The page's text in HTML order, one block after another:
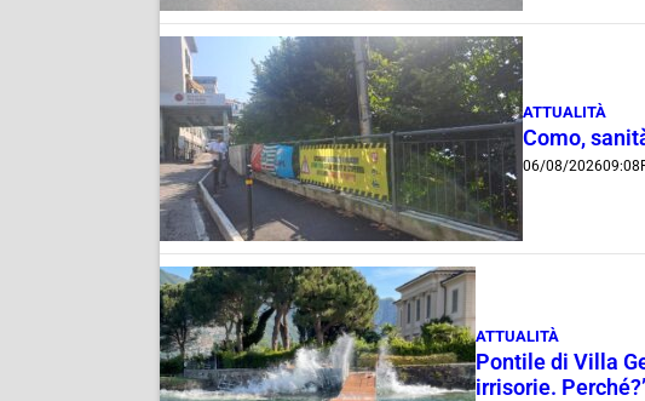
ATTUALITÀ
Como,
06/08/202609:08
ATTUALITÀ
Pontile di Villa
irrisorie.